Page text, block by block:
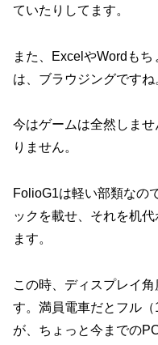
ていたりしてます。
また、ExcelやWordも
は、ブラウジングですね
今はゲームは全然しま
りません。
FolioG1は軽い部類なの
ックを載せ、それを机
ます。
この時、ディスプレイ
す。満員電車だとフル
が、ちょっと今までの